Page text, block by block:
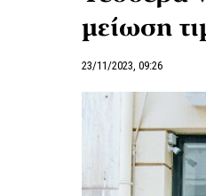
μείωση
23/11/2023, 09:26